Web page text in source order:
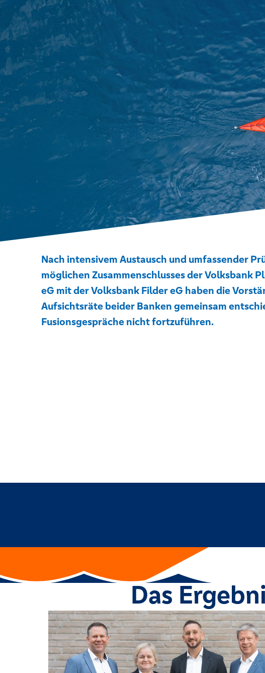
Nach intensivem Austausch und umfassender
möglichen Zusammenschlusses der Volksbank
eG mit der Volksbank Filder eG haben die
Aufsichtsräte beider Banken gemeinsam
Fusionsgespräche nicht fortzuführen.
Das